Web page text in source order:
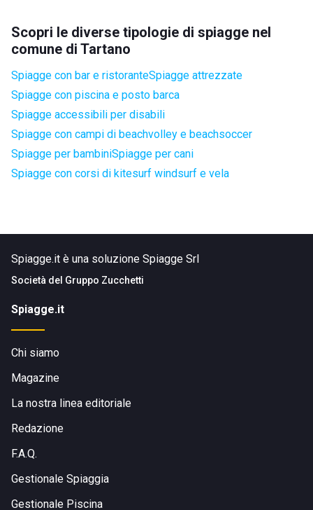
Scopri le diverse tipologie di spiagge nel
comune di Tartano
Spiagge con bar e ristoranteSpiagge attrezzate
Spiagge con piscina e posto barca
Spiagge accessibili per disabili
Spiagge con campi di beachvolley e beachsoccer
Spiagge per bambiniSpiagge per cani
Spiagge con corsi di kitesurf windsurf e vela
Spiagge.it è una soluzione Spiagge Srl
Società del Gruppo Zucchetti
Spiagge.it
Chi siamo
Magazine
La nostra linea editoriale
Redazione
F.A.Q.
Gestionale Spiaggia
Gestionale Piscina